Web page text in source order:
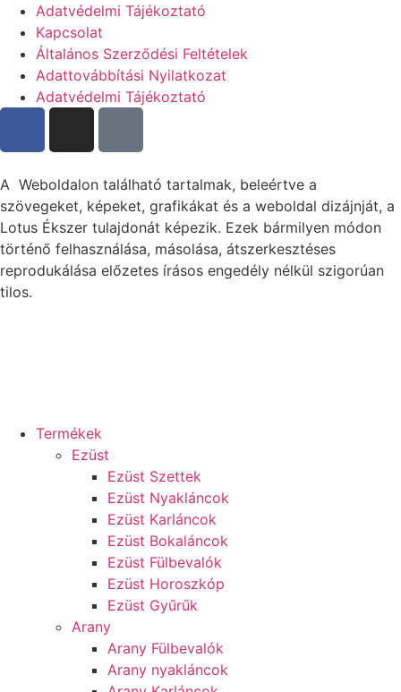
Adatvédelmi Tájékoztató
Kapcsolat
Általános Szerződési Feltételek
Adattovábbítási Nyilatkozat
Adatvédelmi Tájékoztató
A Weboldalon található tartalmak, beleértve a
szövegeket, képeket, grafikákat és a weboldal dizájnját, a
Lotus Ékszer tulajdonát képezik. Ezek bármilyen módon
történő felhasználása, másolása, átszerkesztéses
reprodukálása előzetes írásos engedély nélkül szigorúan
tilos.
Termékek
Ezüst
Ezüst Szettek
Ezüst Nyakláncok
Ezüst Karláncok
Ezüst Bokaláncok
Ezüst Fülbevalók
Ezüst Horoszkóp
Ezüst Gyűrűk
Arany
Arany Fülbevalók
Arany nyakláncok